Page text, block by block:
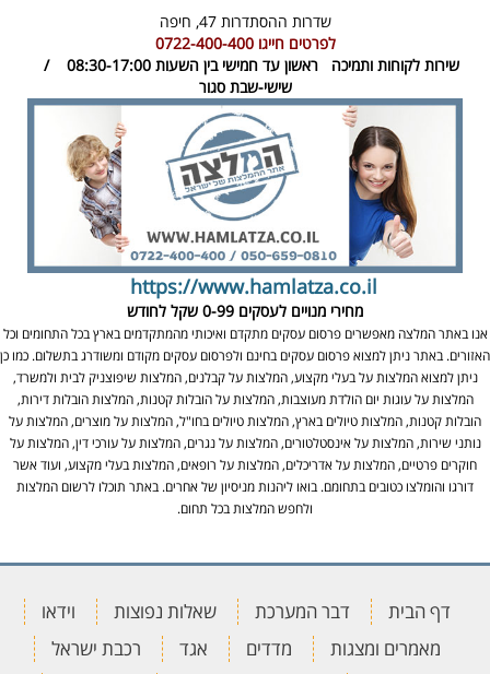
שדרות ההסתדרות 47,
חיפה
לפרטים חייגו0722-400-400
שירות לקוחות ותמיכה
ראשון עד חמישי בין השעות 08:30-17:00 /
שישי-שבת סגור
https://www.hamlatza.co.il
מחירי מנויים לעסקים 0-99 שקל לחודש
אנו באתר המלצה מאפשרים פרסום עסקים מתקדם ואיכותי מהמתקדמים בארץ בכל התחומים וכל
האזורים. באתר ניתן למצוא פרסום עסקים בחינם ולפרסום עסקים מקודם ומשודרג בתשלום. כמו כן
ניתן למצוא המלצות על בעלי מקצוע, המלצות על קבלנים, המלצות שיפוצניק לבית ולמשרד,
המלצות על עוגות יום הולדת מעוצבות, המלצות על הובלות קטנות, המלצות הובלות דירות,
הובלות קטנות, המלצות טיולים בארץ, המלצות טיולים בחו"ל, המלצות על מוצרים, המלצות על
נותני שירות, המלצות על אינסטלטורים, המלצות על נגרים, המלצות על עורכי דין, המלצות על
חוקרים פרטיים, המלצות על אדריכלים, המלצות על רופאים, המלצות בעלי מקצוע, ועוד אשר
דורגו והומלצו כטובים בתחומם. בואו ליהנות מניסיון של אחרים. באתר תוכלו לרשום המלצות
ולחפש המלצות בכל תחום.
דף הבית דבר המערכת שאלות נפוצות
וידאו
מאמרים ומצגות
מדדים אגד
רכבת ישראל